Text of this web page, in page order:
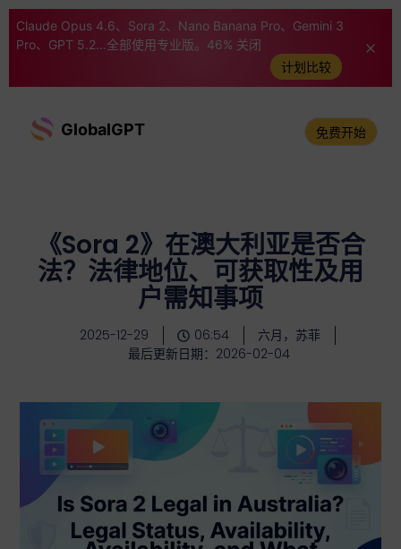
Claude Opus 4.6、Sora 2、Nano Banana Pro、Gemini 3
Pro、GPT 5.2...全部使用专业版。46% 关闭
计划比较
GlobalGPT 免费开始
《Sora 2》在澳大利亚是否合
法？法律地位、可获取性及用
户需知事项
2025-12-29 06:54
六月，苏菲
最后更新日期：2026-02-04